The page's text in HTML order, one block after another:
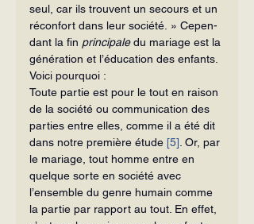
seul, car ils trouvent un secours et un
réconfort dans leur société. » Cepen­
dant la fin principale du mariage est la
génération et l’éducation des enfants.
Voici pourquoi :
Toute partie est pour le tout en raison
de la société ou communication des
parties entre elles, comme il a été dit
dans notre première étude [5] . Or, par
le ma­riage, tout homme entre en
quelque sorte en société avec
l’ensemble du genre humain comme
la partie par rapport au tout. En effet,